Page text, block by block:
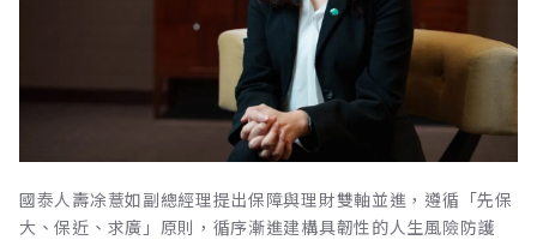
國泰人壽凃薏如副總經理提出保障與理財雙軸並進，遵循「先保
大、保近、求廣」原則，循序漸進建構具韌性的人生風險防護